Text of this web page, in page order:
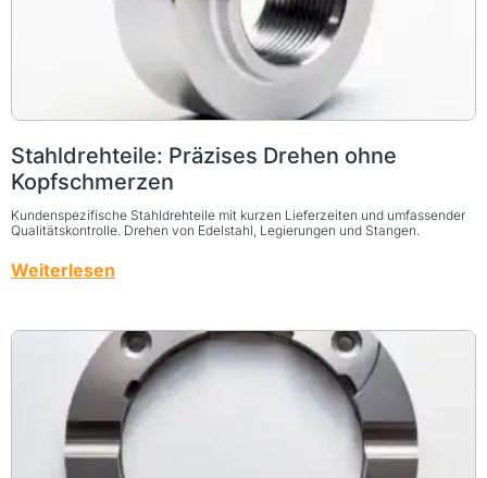
Stahldrehteile: Präzises Drehen ohne
Kopfschmerzen
Kundenspezifische Stahldrehteile mit kurzen Lieferzeiten und umfassender
Qualitätskontrolle. Drehen von Edelstahl, Legierungen und Stangen.
Weiterlesen